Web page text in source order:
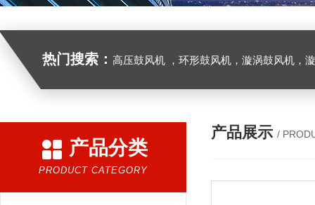
热门搜索： 高压鼓风机 ，环形鼓风机，漩涡鼓风机，漩涡气泵，透浦式中压鼓风机，防爆风机，工业吸尘器，
产品分类
PRODUCT CATEGORY
产品展示 /